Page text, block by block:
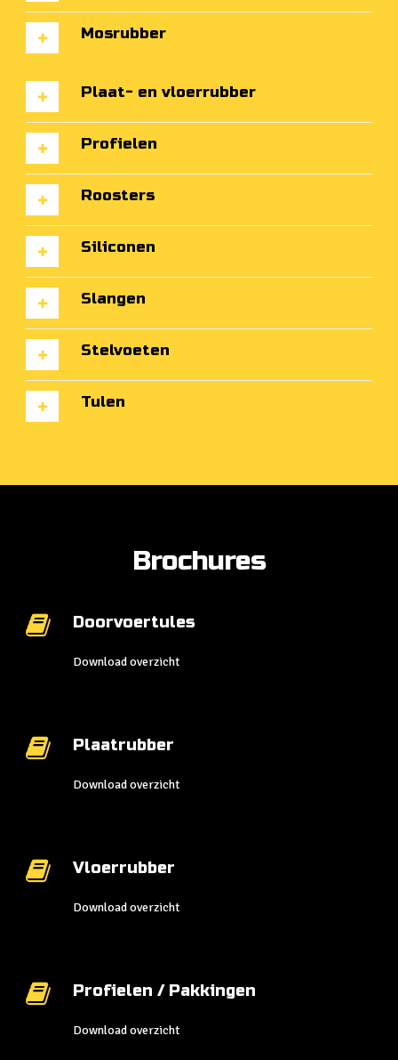
Mosrubber
Plaat- en vloerrubber
Profielen
Roosters
Siliconen
Slangen
Stelvoeten
Tulen
Brochures
Doorvoertules
Download overzicht
Plaatrubber
Download overzicht
Vloerrubber
Download overzicht
Profielen / Pakkingen
Download overzicht